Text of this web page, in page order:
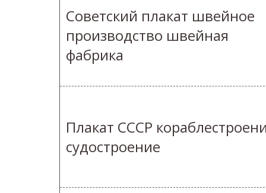
Советский плакат швейное
производство швейная
фабрика
Плакат СССР
судостроение